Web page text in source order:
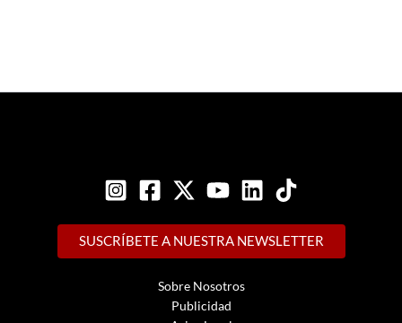
SUSCRÍBETE A NUESTRA NEWSLETTER
Sobre Nosotros
Publicidad